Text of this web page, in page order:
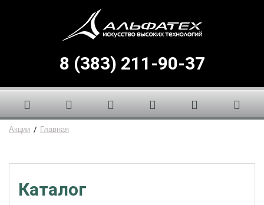
8 (383) 211-90-37
Акции / Главная
Каталог